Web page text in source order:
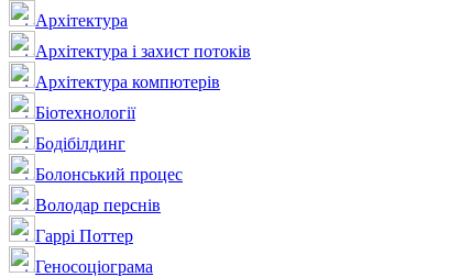
Архітектура
Архітектура і захист потоків
Архітектура компютерів
Біотехнології
Бодібілдинг
Болонський процес
Володар перснів
Гаррі Поттер
Геносоціограма